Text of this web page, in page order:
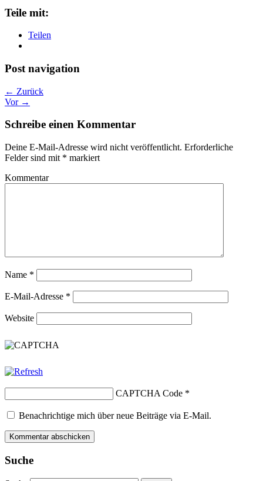
Teile mit:
Teilen
Post navigation
← Zurück
Vor →
Schreibe einen Kommentar
Deine E-Mail-Adresse wird nicht veröffentlicht. Erforderliche
Felder sind mit * markiert
Kommentar
Name *
E-Mail-Adresse *
Website
CAPTCHA Code *
Benachrichtige mich über neue Beiträge via E-Mail.
Suche